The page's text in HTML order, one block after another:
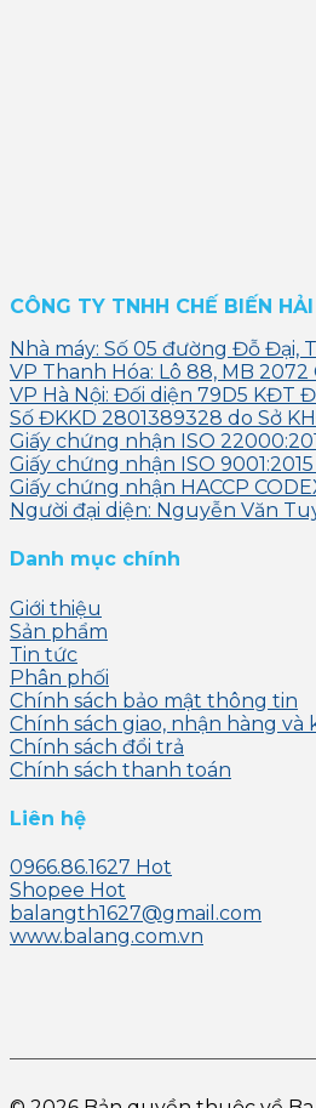
CÔNG TY TNHH CHẾ BIẾN
Nhà máy: Số 05 đường Đỗ Đại,
VP Thanh Hóa: Lô 88, MB
VP Hà Nội: Đối diện 79D5 KĐT
Số ĐKKD 2801389328 do Sở
Giấy chứng nhận ISO
Giấy chứng nhận ISO
Giấy chứng nhận HACCP
Người đại diện: Nguyễn Văn
Danh mục chính
Giới thiệu
Sản phẩm
Tin tức
Phân phối
Chính sách bảo mật thông tin
Chính sách giao, nhận hàng và
Chính sách đổi trả
Chính sách thanh toán
Liên hệ
0966.86.1627
Shopee
balangth1627@gmail.com
www.balang.com.vn